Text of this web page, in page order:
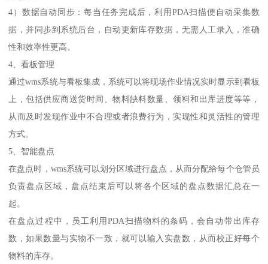
4）数据自动同步：每当任务完成后，利用PDA扫描便自动采集数
据，并同步到系统后台，自动更新库存数据，无需人工录入，准确
性和效率性更高。
4、看板管理
通过wms系统与看板集成，系统可以将现场作业情况实时显示到看板
上，包括供应商送货时间、物料缺料数量、领料和出库进度等等，
从而及时发现作业中不合理或者浪费行为，实现性和灵活性的管理
方式。
5、智能盘点
在盘点时，wms系统可以划分区域进行盘点，从而分配给每个仓管员
负责盘点区域，盘点结束后可以将各个区域的盘点数据汇总在一
起。
在盘点过程中，员工利用PDA扫描物料的条码，会自动带出库存
数，如果数量与实物不一致，就可以输入实盘数，从而校正好每个
物料的库存。